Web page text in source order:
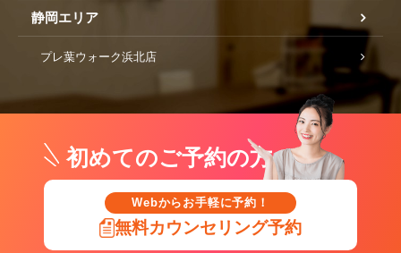
静岡エリア
プレ葉ウォーク浜北店
初めてのご予約の方
Webからお手軽に予約！
無料カウンセリング予約